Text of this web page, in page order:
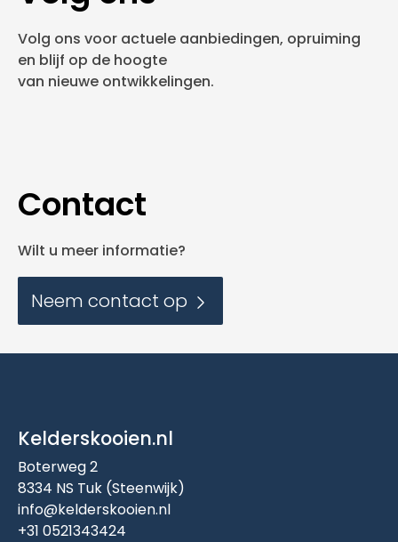
Volg ons voor actuele aanbiedingen, opruiming
en blijf op de hoogte
van nieuwe ontwikkelingen.
Contact
Wilt u meer informatie?
Neem contact op
Kelderskooien.nl
Boterweg 2
8334 NS Tuk (Steenwijk)
info@kelderskooien.nl
+31 0521343424